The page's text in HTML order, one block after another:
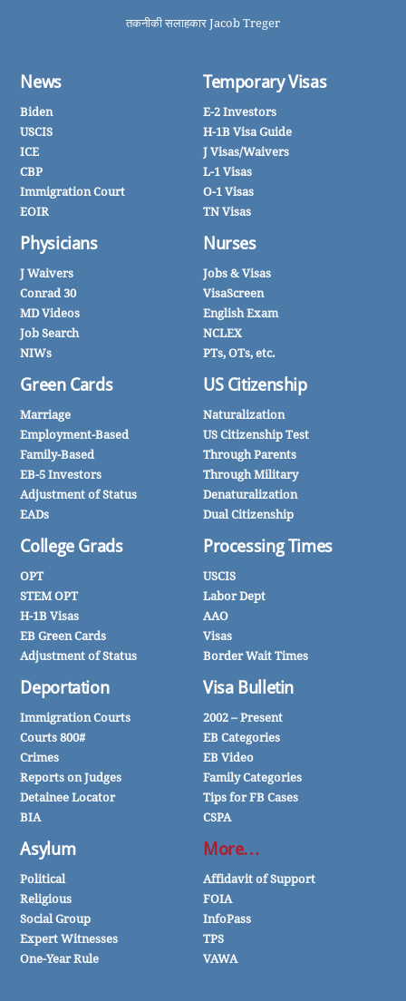
तकनीकी सलाहकार Jacob Treger
News
Biden
USCIS
ICE
CBP
Immigration Court
EOIR
Physicians
J Waivers
Conrad 30
MD Videos
Job Search
NIWs
Green Cards
Marriage
Employment-Based
Family-Based
EB-5 Investors
Adjustment of Status
EADs
College Grads
OPT
STEM OPT
H-1B Visas
EB Green Cards
Adjustment of Status
Deportation
Immigration Courts
Courts 800#
Crimes
Reports on Judges
Detainee Locator
BIA
Asylum
Political
Religious
Social Group
Expert Witnesses
One-Year Rule
Temporary Visas
E-2 Investors
H-1B Visa Guide
J Visas/Waivers
L-1 Visas
O-1 Visas
TN Visas
Nurses
Jobs & Visas
VisaScreen
English Exam
NCLEX
PTs, OTs, etc.
US Citizenship
Naturalization
US Citizenship Test
Through Parents
Through Military
Denaturalization
Dual Citizenship
Processing Times
USCIS
Labor Dept
AAO
Visas
Border Wait Times
Visa Bulletin
2002 – Present
EB Categories
EB Video
Family Categories
Tips for FB Cases
CSPA
More…
Affidavit of Support
FOIA
InfoPass
TPS
VAWA